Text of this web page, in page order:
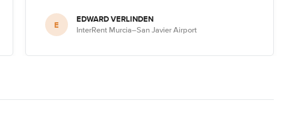
E EDWARD VERLINDEN
InterRent Murcia–San Javier Airport